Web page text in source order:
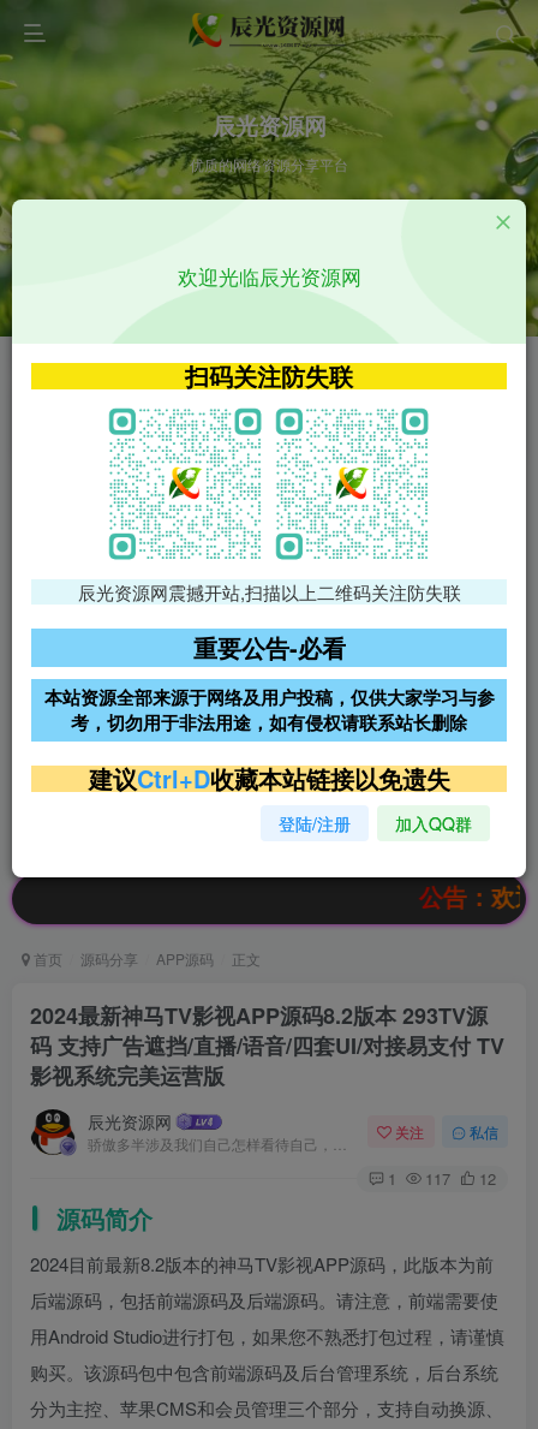
辰光资源网
优质的网络资源分享平台
VIP特权介绍 APP源码
VIP特权介绍
火
VIP特权介绍
影视源码
影视源码
免费领支付宝红包
腾讯轻量4核4G3M服务器38元/
阿里云2核2G200M服务器68元/
年
雨云高防免备案服务器
超低价文字广告位招租 超低价文字广告位招租
超低价文字广告位招租
公告：欢迎访问辰光
首页 源码分享 APP源码 正文
2024最新神马TV影视APP源码8.2版本 293TV源
码 支持广告遮挡/直播/语音/四套UI/对接易支付 TV
影视系统完美运营版
辰光资源网 关注 私信
1 117 12
源码简介
2024目前最新8.2版本的神马TV影视APP源码，此版本为前
后端源码，包括前端源码及后端源码。请注意，前端需要使
用Android Studio进行打包，如果您不熟悉打包过程，请谨慎
购买。该源码包中包含前端源码及后台管理系统，后台系统
分为主控、苹果CMS和会员管理三个部分，支持自动换源、
欢迎光临辰光资源网
扫码关注防失联
辰光资源网震撼开站,扫描以上二维码关注防失联
重要公告-必看
本站资源全部来源于网络及用户投稿，仅供大家学习与参
考，切勿用于非法用途，如有侵权请联系站长删除
建议Ctrl+D收藏本站链接以免遗失
登陆/注册 加入QQ群